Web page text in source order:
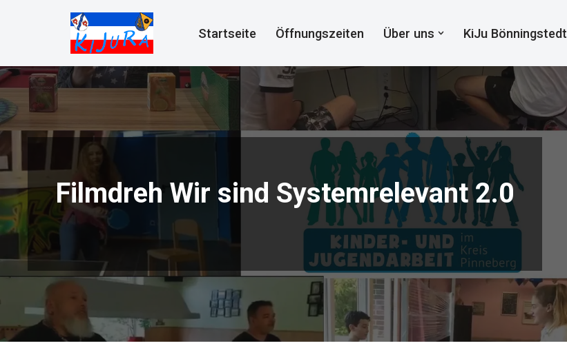
springen
Startseite Öffnungszeiten Über uns KiJu Bönningstedt
Filmdreh Wir sind Systemrelevant 2.0